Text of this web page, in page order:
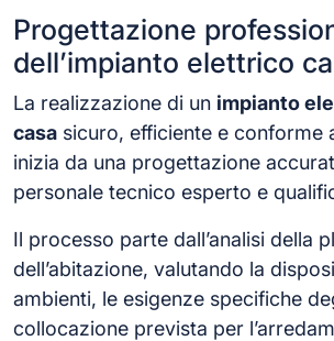
Progettazione
dell’impianto elettrico
La realizzazione di un impianto
casa sicuro, efficiente e conforme
inizia da una progettazione
personale tecnico esperto e
Il processo parte dall’analisi della
dell’abitazione, valutando la
ambienti, le esigenze specifiche
collocazione prevista per